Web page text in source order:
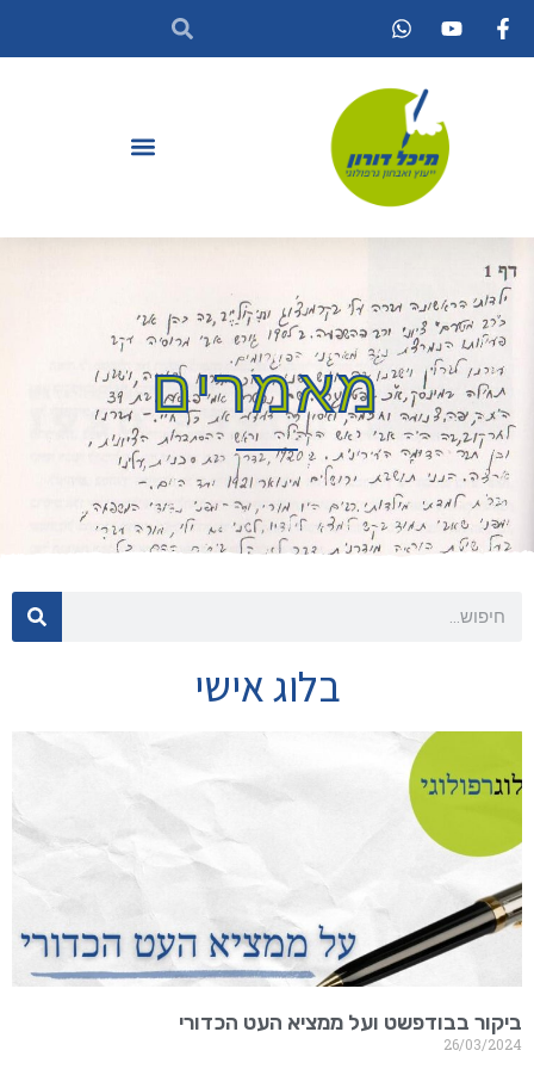
מאמרים
בלוג אישי
ביקור בבודפשט ועל ממציא העט הכדורי
26/03/2024